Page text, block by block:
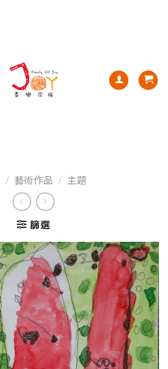
/ 藝術作品 / 主題
篩選